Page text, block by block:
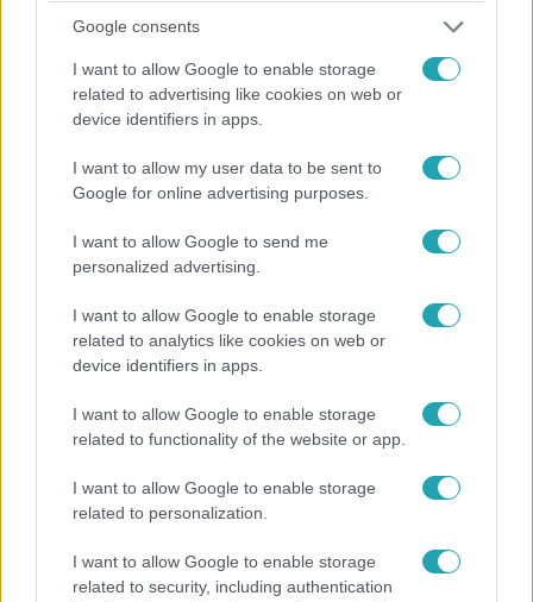
Google consents
I want to allow Google to enable storage
related to advertising like cookies on web or
device identifiers in apps.
I want to allow my user data to be sent to
Google for online advertising purposes.
I want to allow Google to send me
personalized advertising.
I want to allow Google to enable storage
related to analytics like cookies on web or
device identifiers in apps.
I want to allow Google to enable storage
related to functionality of the website or app.
I want to allow Google to enable storage
related to personalization.
I want to allow Google to enable storage
related to security, including authentication
Gazdaság
2024. május 18. 17:53
A magyarok többsége megadóztatná a
gazdagokat
A Závecz friss felmérése szerint a magyarok többsége
bevezetné a progresszív adózást, még a gazdagok
hetven százaléka is.